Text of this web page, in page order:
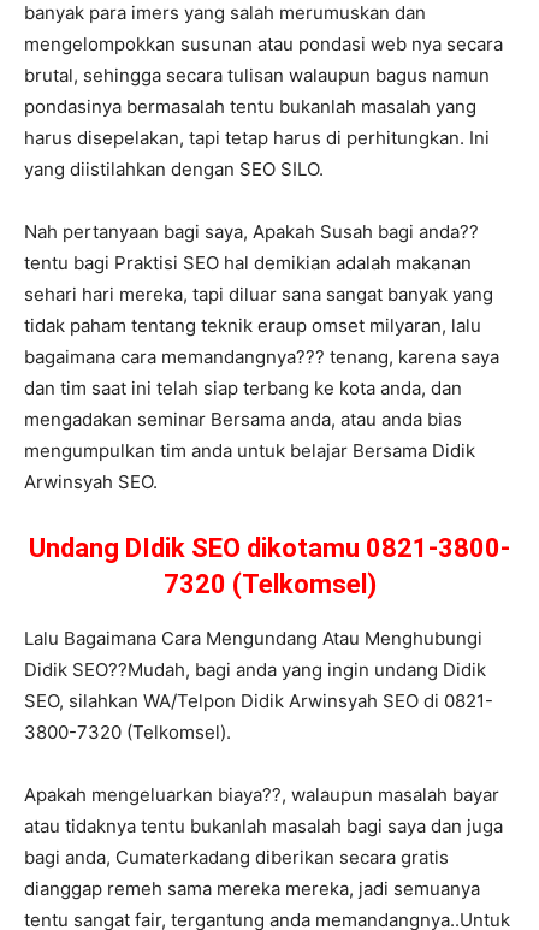
banyak para imers yang salah merumuskan dan
mengelompokkan susunan atau pondasi web nya secara
brutal, sehingga secara tulisan walaupun bagus namun
pondasinya bermasalah tentu bukanlah masalah yang
harus disepelakan, tapi tetap harus di perhitungkan. Ini
yang diistilahkan dengan SEO SILO.
Nah pertanyaan bagi saya, Apakah Susah bagi anda??
tentu bagi Praktisi SEO hal demikian adalah makanan
sehari hari mereka, tapi diluar sana sangat banyak yang
tidak paham tentang teknik eraup omset milyaran, lalu
bagaimana cara memandangnya??? tenang, karena saya
dan tim saat ini telah siap terbang ke kota anda, dan
mengadakan seminar Bersama anda, atau anda bias
mengumpulkan tim anda untuk belajar Bersama Didik
Arwinsyah SEO.
Undang DIdik SEO dikotamu 0821-3800-
7320 (Telkomsel)
Lalu Bagaimana Cara Mengundang Atau Menghubungi
Didik SEO??Mudah, bagi anda yang ingin undang Didik
SEO, silahkan WA/Telpon Didik Arwinsyah SEO di 0821-
3800-7320 (Telkomsel).
Apakah mengeluarkan biaya??, walaupun masalah bayar
atau tidaknya tentu bukanlah masalah bagi saya dan juga
bagi anda, Cumaterkadang diberikan secara gratis
dianggap remeh sama mereka mereka, jadi semuanya
tentu sangat fair, tergantung anda memandangnya..Untuk